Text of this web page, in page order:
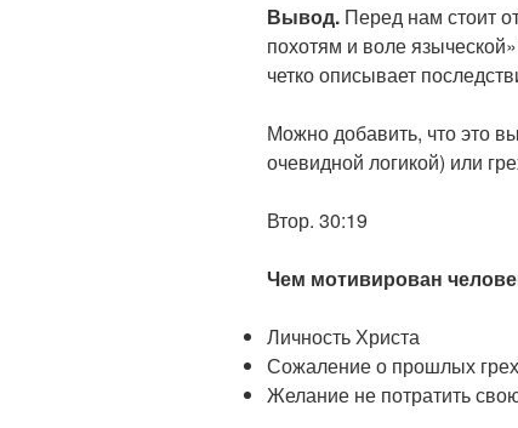
Вывод. Перед нам стоит
похотям и воле
четко описывает
Можно добавить, что это
очевидной логикой) или
Втор. 30:19
Чем мотивирован
Личность Христа
Сожаление о прошлых
Желание не потратить